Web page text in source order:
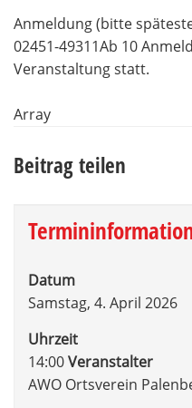
Anmeldung (bitte
02451-49311Ab 10
Veranstaltung statt.
Array
Beitrag teilen
Datum
Samstag, 4. April 2026
Uhrzeit
14:00Veranstalter
AWO Ortsverein